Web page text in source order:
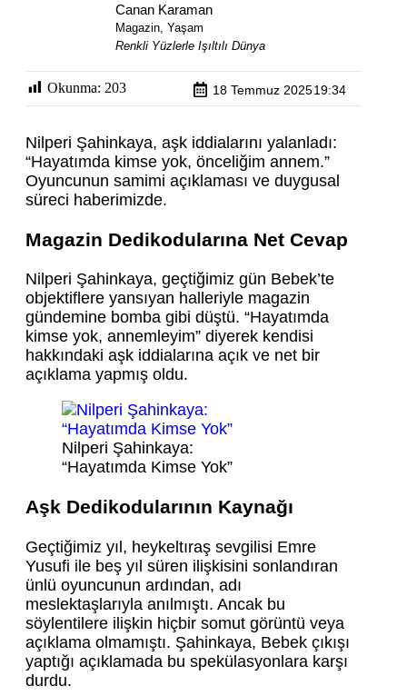
Canan Karaman
Magazin, Yaşam
Renkli Yüzlerle Işıltılı Dünya
Okunma: 203 18 Temmuz 202519:34
Nilperi Şahinkaya, aşk iddialarını yalanladı:
“Hayatımda kimse yok, önceliğim annem.”
Oyuncunun samimi açıklaması ve duygusal
süreci haberimizde.
Magazin Dedikodularına Net Cevap
Nilperi Şahinkaya, geçtiğimiz gün Bebek’te
objektiflere yansıyan halleriyle magazin
gündemine bomba gibi düştü. “Hayatımda
kimse yok, annemleyim” diyerek kendisi
hakkındaki aşk iddialarına açık ve net bir
açıklama yapmış oldu.
Nilperi Şahinkaya:
“Hayatımda Kimse Yok”
Aşk Dedikodularının Kaynağı
Geçtiğimiz yıl, heykeltıraş sevgilisi Emre
Yusufi ile beş yıl süren ilişkisini sonlandıran
ünlü oyuncunun ardından, adı
meslektaşlarıyla anılmıştı. Ancak bu
söylentilere ilişkin hiçbir somut görüntü veya
açıklama olmamıştı. Şahinkaya, Bebek çıkışı
yaptığı açıklamada bu spekülasyonlara karşı
durdu.